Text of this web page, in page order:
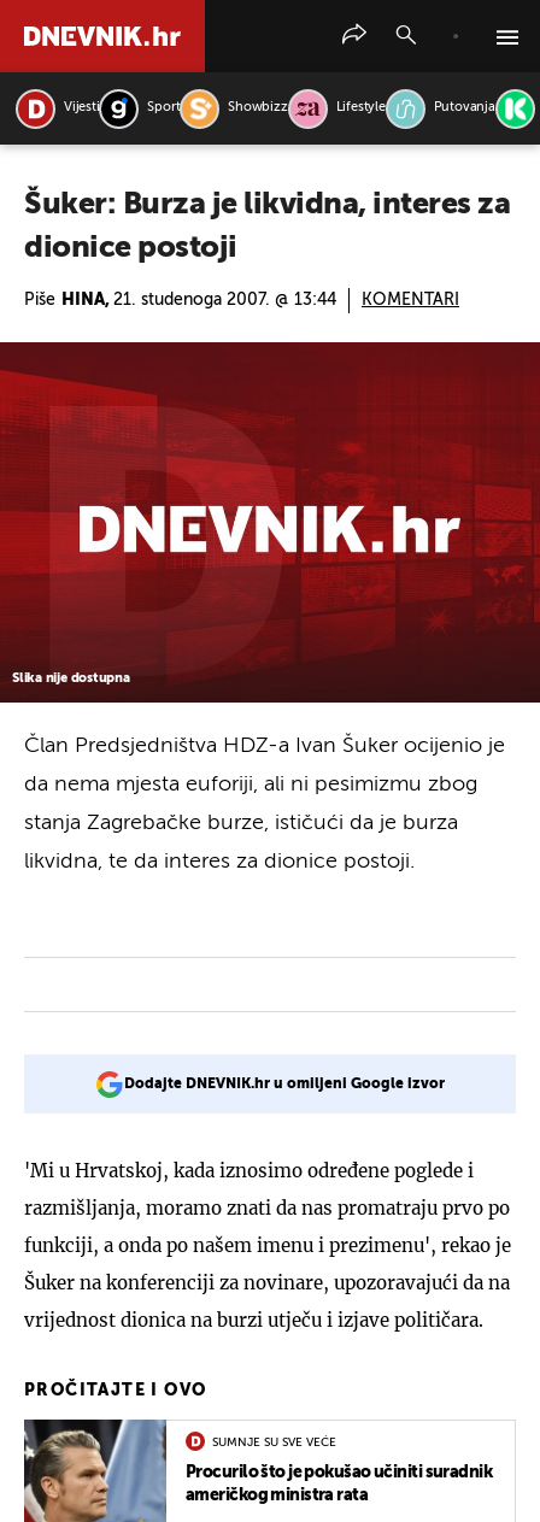
Vijesti Sport Showbizz Lifestyle Putovanja
Šuker: Burza je likvidna, interes za
dionice postoji
Piše HINA, 21. studenoga 2007. @ 13:44 KOMENTARI
Slika nije dostupna
Član Predsjedništva HDZ-a Ivan Šuker ocijenio je
da nema mjesta euforiji, ali ni pesimizmu zbog
stanja Zagrebačke burze, ističući da je burza
likvidna, te da interes za dionice postoji.
Dodajte DNEVNIK.hr u omiljeni Google izvor
'Mi u Hrvatskoj, kada iznosimo određene poglede i
razmišljanja, moramo znati da nas promatraju prvo po
funkciji, a onda po našem imenu i prezimenu', rekao je
Šuker na konferenciji za novinare, upozoravajući da na
vrijednost dionica na burzi utječu i izjave političara.
PROČITAJTE I OVO
SUMNJE SU SVE VEĆE
Procurilo što je pokušao učiniti suradnik
američkog ministra rata
PRETRAŽITE VIJESTI